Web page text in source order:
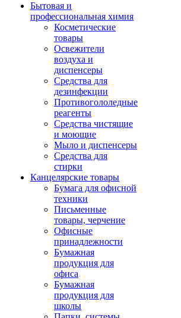
Бытовая и
профессиональная химия
Косметические
товары
Освежители
воздуха и
диспенсеры
Средства для
дезинфекции
Противогололедные
реагенты
Средства чистящие
и моющие
Мыло и диспенсеры
Средства для
стирки
Канцелярские товары
Бумага для офисной
техники
Письменные
товары, черчение
Офисные
принадлежности
Бумажная
продукция для
офиса
Бумажная
продукция для
школы